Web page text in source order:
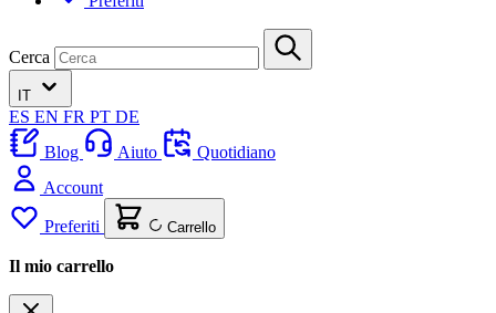
Cerca
IT
ES EN FR PT DE
Blog
Aiuto
Quotidiano
Account
Preferiti Carrello
Il mio carrello